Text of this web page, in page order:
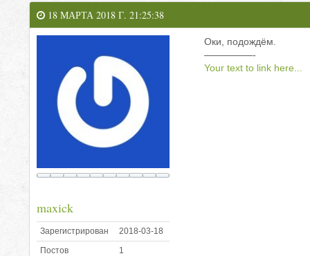
18 МАРТА 2018 Г. 21:25:38
maxick
Зарегистрирован
2018-03-18
Постов
1
Оки, подождём.
—————-
Your text to link here...